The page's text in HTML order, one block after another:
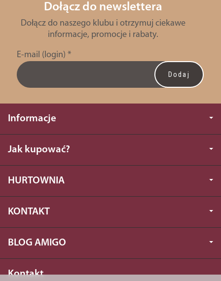
Dołącz do newslettera
Dołącz do naszego klubu i otrzymuj ciekawe
informacje, promocje i rabaty.
E-mail (login) *
Informacje
Jak kupować?
HURTOWNIA
KONTAKT
BLOG AMIGO
Kontakt